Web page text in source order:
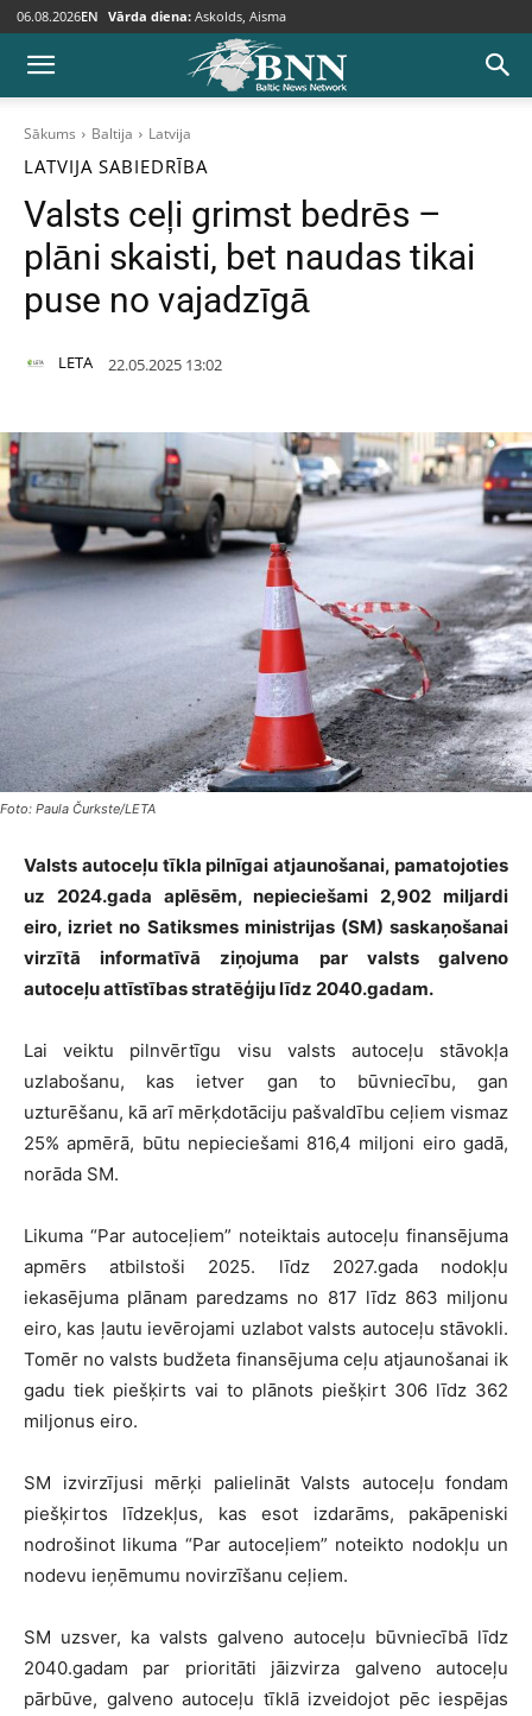
06.08.2026EN Vārda diena: Askolds, Aisma
Sākums Baltija Latvija
LATVIJA SABIEDRĪBA
Valsts ceļi grimst bedrēs –
plāni skaisti, bet naudas tikai
puse no vajadzīgā
LETA 22.05.2025 13:02
Foto: Paula Čurkste/LETA
Valsts autoceļu tīkla pilnīgai atjaunošanai, pamatojoties
uz 2024.gada aplēsēm, nepieciešami 2,902 miljardi
eiro, izriet no Satiksmes ministrijas (SM) saskaņošanai
virzītā informatīvā ziņojuma par valsts galveno
autoceļu attīstības stratēģiju līdz 2040.gadam.
Lai veiktu pilnvērtīgu visu valsts autoceļu stāvokļa
uzlabošanu, kas ietver gan to būvniecību, gan
uzturēšanu, kā arī mērķdotāciju pašvaldību ceļiem vismaz
25% apmērā, būtu nepieciešami 816,4 miljoni eiro gadā,
norāda SM.
Likuma “Par autoceļiem” noteiktais autoceļu finansējuma
apmērs atbilstoši 2025. līdz 2027.gada nodokļu
iekasējuma plānam paredzams no 817 līdz 863 miljonu
eiro, kas ļautu ievērojami uzlabot valsts autoceļu stāvokli.
Tomēr no valsts budžeta finansējuma ceļu atjaunošanai ik
gadu tiek piešķirts vai to plānots piešķirt 306 līdz 362
miljonus eiro.
SM izvirzījusi mērķi palielināt Valsts autoceļu fondam
piešķirtos līdzekļus, kas esot izdarāms, pakāpeniski
nodrošinot likuma “Par autoceļiem” noteikto nodokļu un
nodevu ieņēmumu novirzīšanu ceļiem.
SM uzsver, ka valsts galveno autoceļu būvniecībā līdz
2040.gadam par prioritāti jāizvirza galveno autoceļu
pārbūve, galveno autoceļu tīklā izveidojot pēc iespējas